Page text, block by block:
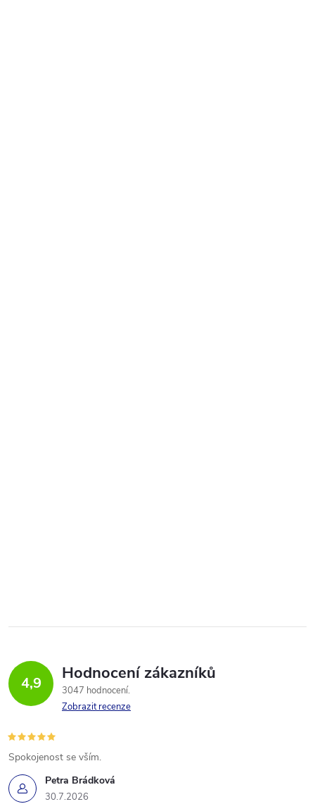
4,9 Hodnocení zákazníků
3047 hodnocení
Zobrazit recenze
Petra Brádková
30.7.2026
Spokojenost se vším.